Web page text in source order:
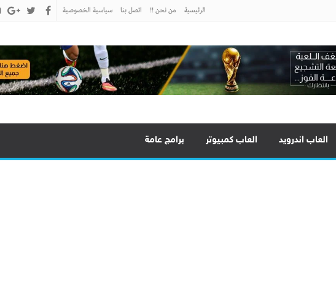
الرئيسية من نحن !! اتصل بنا سياسية الخصوصية
العاب اندرويد العاب كمبيوتر برامج عامة